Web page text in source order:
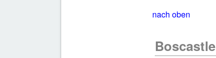
nach oben
Boscastle